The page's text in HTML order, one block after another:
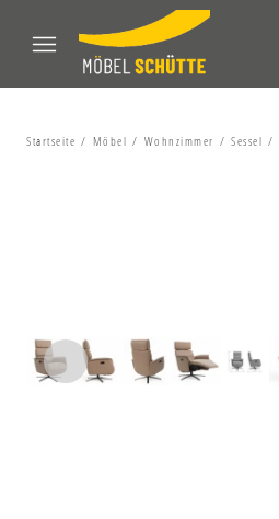
Startseite Möbel Wohnzimmer Sessel